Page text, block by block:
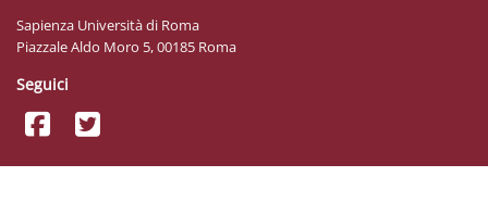
Sapienza Università di Roma
Piazzale Aldo Moro 5, 00185 Roma
Seguici